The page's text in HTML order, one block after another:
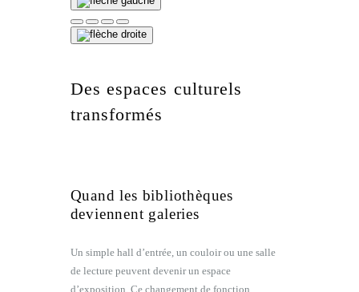
Des espaces culturels
transformés
Quand les bibliothèques
deviennent galeries
Un simple hall d’entrée, un couloir ou une salle
de lecture peuvent devenir un espace
d’exposition. Ce changement de fonction